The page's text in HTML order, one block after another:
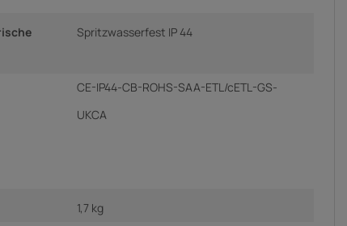
Spritzwasserfest IP 44
CE-IP44-CB-ROHS-SAA-ETL/cETL-GS-
UKCA
1,7 kg